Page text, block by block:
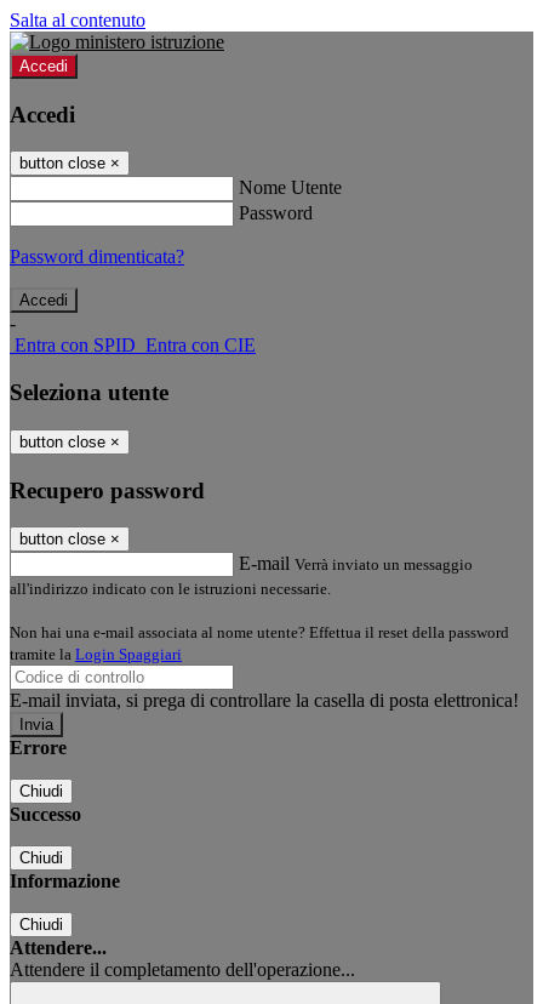
Salta al contenuto
Accedi
Accedi
button close ×
Nome Utente
Password
Password dimenticata?
-
Entra con SPID Entra con CIE
Seleziona utente
button close ×
Recupero password
button close ×
E-mail Verrà inviato un messaggio
all'indirizzo indicato con le istruzioni necessarie.
Non hai una e-mail associata al nome utente? Effettua il reset della password
tramite la Login Spaggiari
E-mail inviata, si prega di controllare la casella di posta elettronica!
Errore
Chiudi
Successo
Chiudi
Informazione
Chiudi
Attendere...
Attendere il completamento dell'operazione...